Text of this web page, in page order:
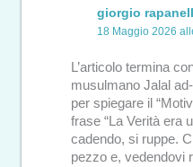
giorgio
18 Maggio 2026
L’articolo termina
musulmano Jalal
per spiegare il
frase “La Verità era
cadendo, si ruppe.
pezzo e, vedendovi